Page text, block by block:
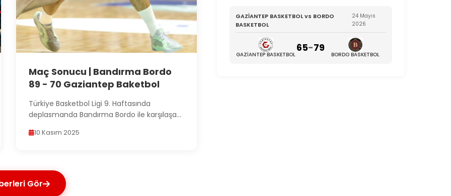
Maç Sonucu | Bandırma Bordo
89 - 70 Gaziantep Baketbol
Türkiye Basketbol Ligi 9. Haftasında
deplasmanda Bandırma Bordo ile karşılaşan
10 Kasım 2025
Gör
GAZİANTEP BASKETBOL vs BORDO
BASKETBOL
24 Mayıs
2026
GAZİANTEP BASKETBOL
65-79
BORDO BASKETBOL